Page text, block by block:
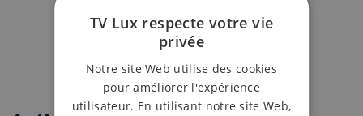
TV Lux respecte votre vie
privée
Notre site Web utilise des cookies
pour améliorer l'expérience
utilisateur. En utilisant notre site Web,